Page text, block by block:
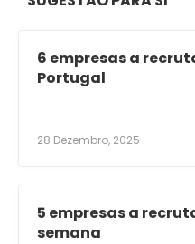
6 empresas a
Portugal
28 Dezembro, 2025
5 empresas a
semana